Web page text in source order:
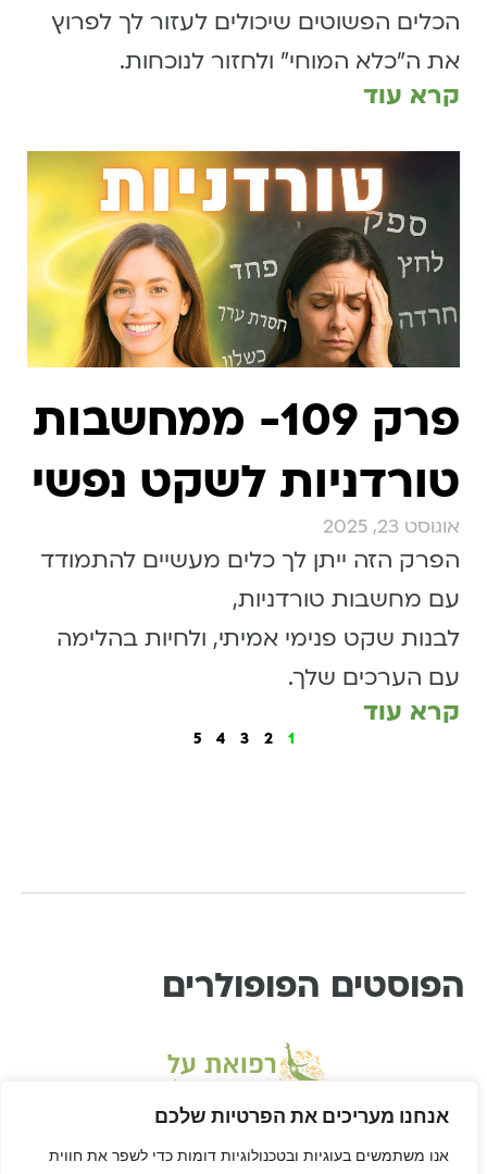
אנחנו מעריכים את הפרטיות שלכם
אנו משתמשים בעוגיות ובטכנולוגיות דומות כדי לשפר את חווית
הכלים הפשוטים שיכולים לעזור לך לפרוץ
את ה״כלא המוחי״ ולחזור לנוכחות.
קרא עוד
פרק 109- ממחשבות
טורדניות לשקט נפשי
אוגוסט 23, 2025
הפרק הזה ייתן לך כלים מעשיים להתמודד
עם מחשבות טורדניות,
לבנות שקט פנימי אמיתי, ולחיות בהלימה
עם הערכים שלך.
קרא עוד
1
2
3
4
5
הפוסטים הפופולרים